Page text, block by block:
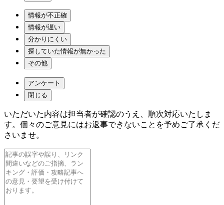
情報が不正確
情報が遅い
分かりにくい
探していた情報が無かった
その他
アンケート
閉じる
いただいた内容は担当者が確認のうえ、順次対応いたしま
す。個々のご意見にはお返事できないことを予めご了承くだ
さいませ。